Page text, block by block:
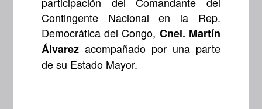
Contingente Nacional en la Rep.
Democrática del Congo, Cnel. Martín
Álvarezacompañado por una parte
de su Estado Mayor.